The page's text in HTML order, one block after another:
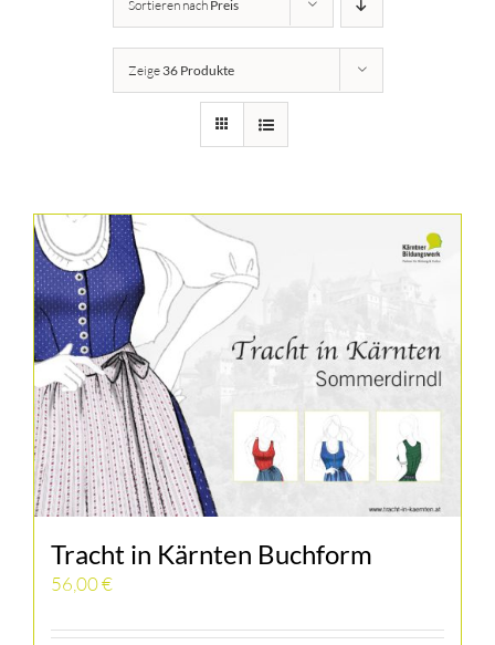
Kärntner Bildungswerk
Buch
Kontakt
Warenkorb
Sortieren nach Preis
Zeige 36 Produkte
Tracht in Kärnten Buchform
56,00€